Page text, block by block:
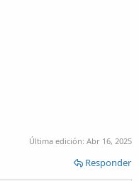
Última edición: Abr 16, 2025
Responder